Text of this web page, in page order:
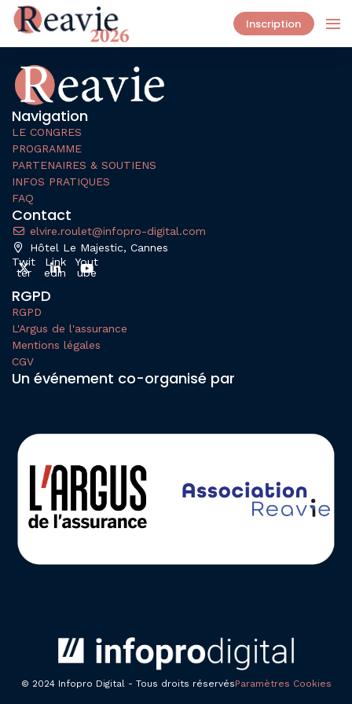
Inscription
Navigation
LE CONGRES
PROGRAMME
PARTENAIRES & SOUTIENS
INFOS PRATIQUES
FAQ
Contact
elvire.roulet@infopro-digital.com
Hôtel Le Majestic, Cannes
Twit
ter
Link
edin
Yout
ube
RGPD
RGPD
L'Argus de l'assurance
Mentions légales
CGV
Un événement co-organisé par
© 2024 Infopro Digital - Tous droits réservésParamètres Cookies